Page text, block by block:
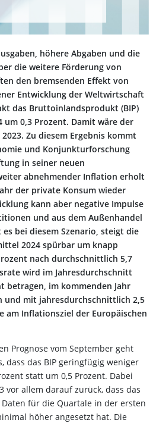
höhere Abgaben und die
die weitere Förderung von
den bremsenden Effekt von
Entwicklung der Weltwirtschaft
das Bruttoinlandsprodukt (BIP)
um 0,3 Prozent. Damit wäre der
Zu diesem Ergebnis kommt
und Konjunkturforschung
in seiner neuen
abnehmender Inflation erholt
der private Konsum wieder
kann aber negative Impulse
und aus dem Außenhandel
bei diesem Szenario, steigt die
2024 spürbar um knapp
nach durchschnittlich 5,7
wird im Jahresdurchschnitt
betragen, im kommenden Jahr
und mit jahresdurchschnittlich 2,5
am Inflationsziel der Europäischen
Prognose vom September geht
dass das BIP geringfügig weniger
statt um 0,5 Prozent. Dabei
vor allem darauf zurück, dass das
für die Quartale in der ersten
höher angesetzt hat. Die